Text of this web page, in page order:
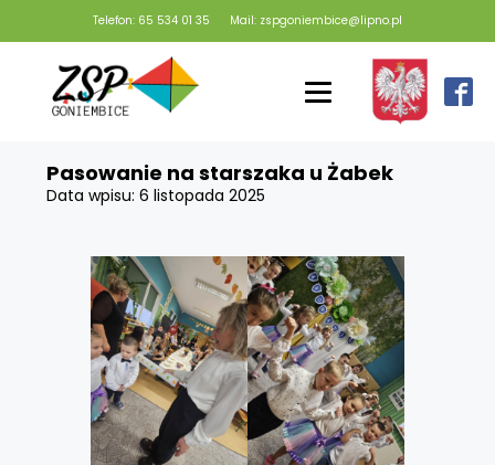
Telefon: 65 534 01 35 Mail: zspgoniembice@lipno.pl
Pasowanie na starszaka u Żabek
Data wpisu:6 listopada 2025